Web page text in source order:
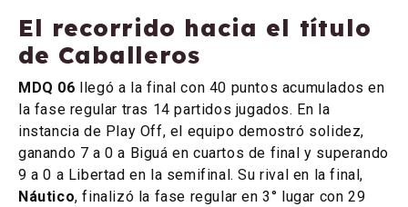
El recorrido hacia el título
de Caballeros
MDQ 06
llegó a la final con 40 puntos acumulados en
la fase regular tras 14 partidos jugados. En la
instancia de Play Off, el equipo demostró solidez,
ganando 7 a 0 a Biguá en cuartos de final y superando
9 a 0 a Libertad en la semifinal. Su rival en la final,
Náutico, finalizó la fase regular en 3° lugar con 29